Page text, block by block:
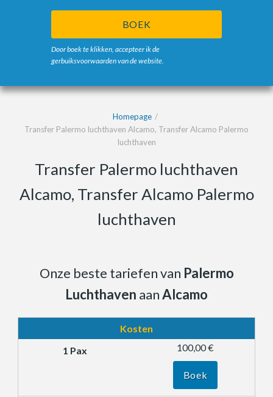
BOEK
Door boek te klikken, accepteer ik de
gerbuiksvoorwaarden van de website.
Homepage
Transfer Palermo luchthaven Alcamo, Transfer Alcamo Palermo
luchthaven
Transfer Palermo luchthaven
Alcamo, Transfer Alcamo Palermo
luchthaven
Onze beste tariefen van Palermo
Luchthaven aanAlcamo
Kosten
100,00 €
Boek